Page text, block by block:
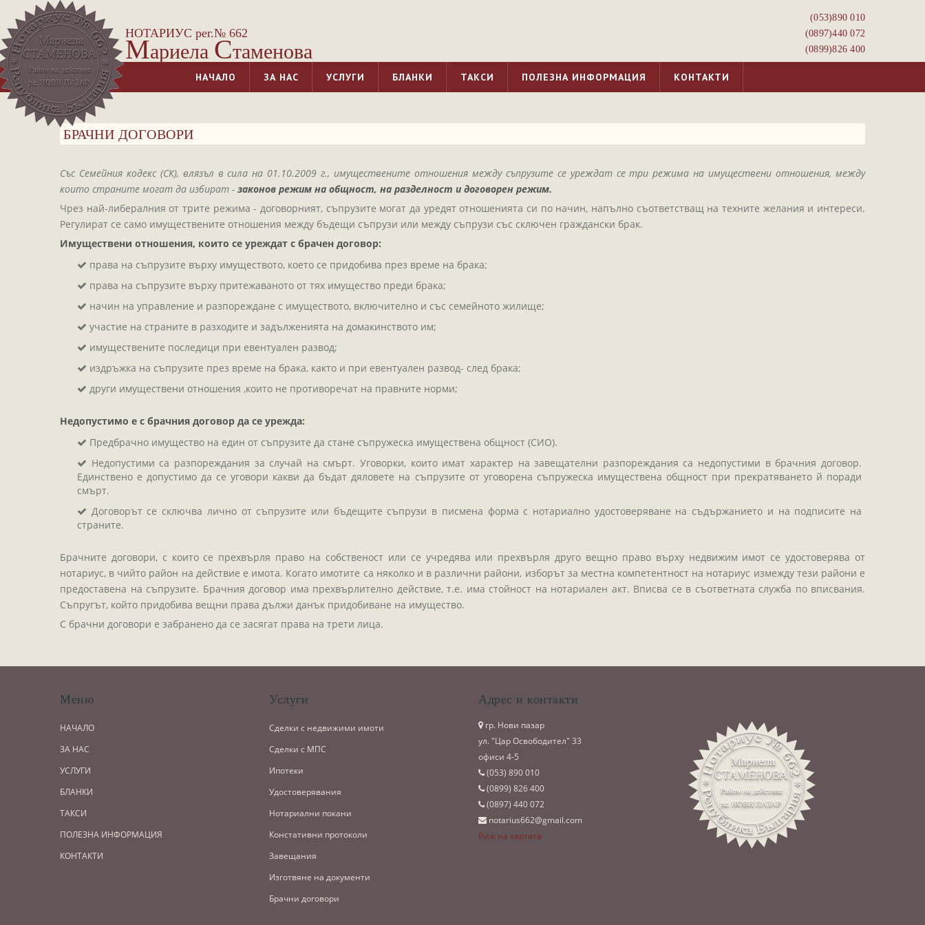
НОТАРИУС рег.№ 662
Мариела Стаменова
(053)­890 010
(0897)­440 072
(0899)­826 400
НАЧАЛО ЗА НАС УСЛУГИ БЛАНКИ ТАКСИ ПОЛЕЗНА ИНФОРМАЦИЯ КОНТАКТИ
БРАЧНИ ДОГОВОРИ
Със Семейния кодекс (СК), влязъл в сила на 01.10.2009 г., имуществените отношения между съпрузите се уреждат се три режима на имуществени отношения, между
които страните могат да избират - законов режим на общност, на разделност и договорен режим.
Чрез най-либералния от трите режима - договорният, съпрузите могат да уредят отношенията си по начин, напълно съответстващ на техните желания и интереси.
Регулират се само имуществените отношения между бъдещи съпрузи или между съпрузи със сключен граждански брак.
Имуществени отношения, които се уреждат с брачен договор:
права на съпрузите върху имуществото, което се придобива през време на брака;
права на съпрузите върху притежаваното от тях имущество преди брака;
начин на управление и разпореждане с имуществото, включително и със семейното жилище;
участие на страните в разходите и задълженията на домакинството им;
имуществените последици при евентуален развод;
издръжка на съпрузите през време на брака, както и при евентуален развод- след брака;
други имуществени отношения ,които не противоречат на правните норми;
Недопустимо е с брачния договор да се урежда:
Предбрачно имущество на един от съпрузите да стане съпружеска имуществена общност (СИО).
Недопустими са разпореждания за случай на смърт. Уговорки, които имат характер на завещателни разпореждания са недопустими в брачния договор.
Единствено е допустимо да се уговори какви да бъдат дяловете на съпрузите от уговорена съпружеска имуществена общност при прекратяването й поради
смърт.
Договорът се сключва лично от съпрузите или бъдещите съпрузи в писмена форма с нотариално удостоверяване на съдържанието и на подписите на
страните.
Брачните договори, с които се прехвърля право на собственост или се учредява или прехвърля друго вещно право върху недвижим имот се удостоверява от
нотариус, в чийто район на действие е имота. Когато имотите са няколко и в различни райони, изборът за местна компетентност на нотариус измежду тези райони е
предоставена на съпрузите. Брачния договор има прехвърлително действие, т.е. има стойност на нотариален акт. Вписва се в съответната служба по вписвания.
Съпругът, който придобива вещни права дължи данък придобиване на имущество.
С брачни договори е забранено да се засягат права на трети лица.
Меню
НАЧАЛО
ЗА НАС
УСЛУГИ
БЛАНКИ
ТАКСИ
ПОЛЕЗНА ИНФОРМАЦИЯ
КОНТАКТИ
Услуги
Сделки с недвижими имоти
Сделки с МПС
Ипотеки
Удостоверявания
Нотариални покани
Констативни протоколи
Завещания
Изготвяне на документи
Брачни договори
Адрес и контакти
гр. Нови пазар
ул. "Цар Освободител" 33
офиси 4-5
(053)­ 890 010
(0899)­ 826 400
(0897)­ 440 072
notarius662@gmail.com
Виж на картата